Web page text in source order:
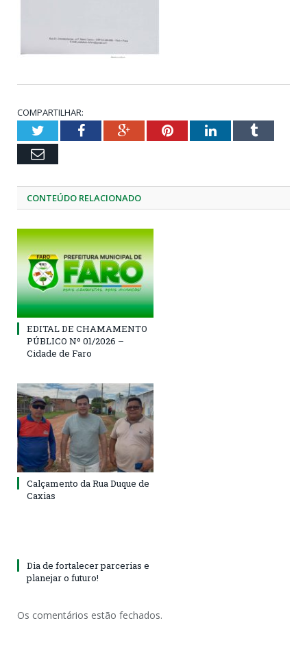
COMPARTILHAR:
TwitterFacebookGoogle+PinterestLinkedInTumblr
Email
CONTEÚDO RELACIONADO
EDITAL DE CHAMAMENTO
PÚBLICO Nº 01/2026 –
Cidade de Faro
Calçamento da Rua Duque de
Caxias
Dia de fortalecer parcerias e
planejar o futuro!
Os comentários estão fechados.